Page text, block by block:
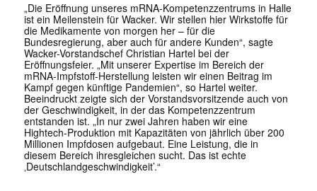
„Die Eröffnung unseres mRNA-Kompetenzzentrums in Halle
ist ein Meilenstein für Wacker. Wir stellen hier Wirkstoffe für
die Medikamente von morgen her – für die
Bundesregierung, aber auch für andere Kunden“, sagte
Wacker-Vorstandschef Christian Hartel bei der
Eröffnungsfeier. „Mit unserer Expertise im Bereich der
mRNA-Impfstoff-Herstellung leisten wir einen Beitrag im
Kampf gegen künftige Pandemien“, so Hartel weiter.
Beeindruckt zeigte sich der Vorstandsvorsitzende auch von
der Geschwindigkeit, in der das Kompetenzzentrum
entstanden ist. „In nur zwei Jahren haben wir eine
Hightech-Produktion mit Kapazitäten von jährlich über 200
Millionen Impfdosen aufgebaut. Eine Leistung, die in
diesem Bereich ihresgleichen sucht. Das ist echte
‚Deutschlandgeschwindigkeit’.“